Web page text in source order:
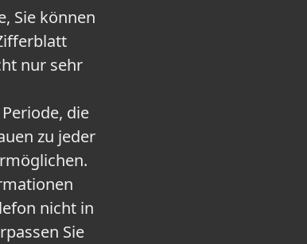
Sie können
nur sehr
die
zu jeder
nicht in
Sie